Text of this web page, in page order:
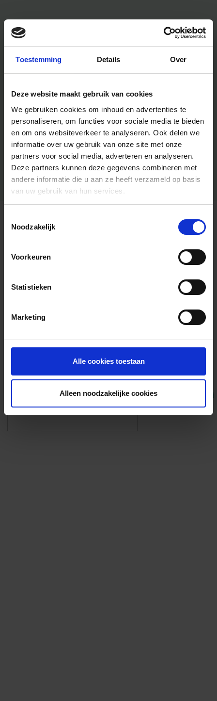
Toestemming Details Over
Deze website maakt gebruik van cookies
We gebruiken cookies om inhoud en advertenties te
personaliseren, om functies voor sociale media te bieden
en om ons websiteverkeer te analyseren. Ook delen we
informatie over uw gebruik van onze site met onze
partners voor social media, adverteren en analyseren.
Deze partners kunnen deze gegevens combineren met
andere informatie die u aan ze heeft verzameld op basis
van uw gebruik van hun services.
Noodzakelijk
Voorkeuren
Statistieken
Marketing
Alle cookies toestaan
Alleen noodzakelijke cookies
Algemene informatie
Foto’s ({{photos.length}})
Eigen foto’s